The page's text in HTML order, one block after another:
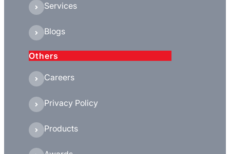
Services
Blogs
Others
Careers
Privacy Policy
Products